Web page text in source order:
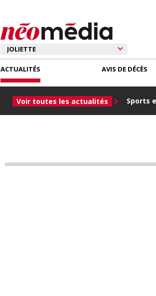
ACTUALITÉS
Voir toutes les actualités Sports
AVIS DE DÉCÈS